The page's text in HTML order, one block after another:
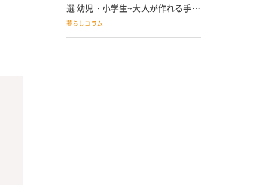
選 幼児・小学生~大人が作れる手作
りおもちゃ
暮らしコラム